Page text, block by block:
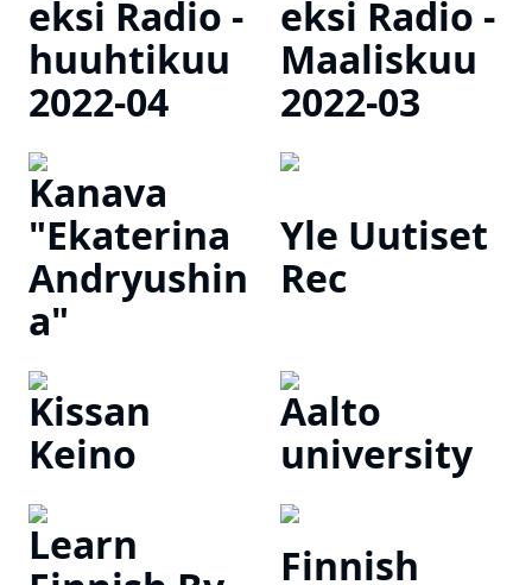
eksi Radio -
huuhtikuu
2022-04
eksi Radio -
Maaliskuu
2022-03
Kanava
"Ekaterina
Andryushin
a"
Yle Uutiset
Rec
Kissan
Keino
Aalto
university
Learn
Finnish